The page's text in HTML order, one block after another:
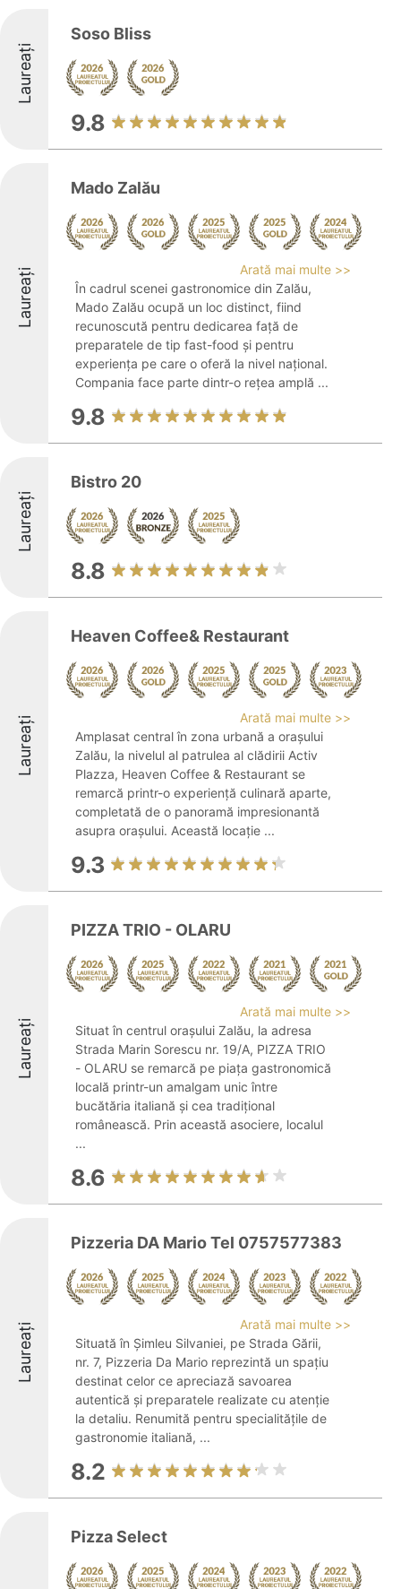
Laureați
Soso Bliss
9.8
Laureați
Mado Zalău
Arată mai multe >>
În cadrul scenei gastronomice din Zalău,
Mado Zalău ocupă un loc distinct, fiind
recunoscută pentru dedicarea față de
preparatele de tip fast-food și pentru
experiența pe care o oferă la nivel național.
Compania face parte dintr-o rețea amplă ...
9.8
Laureați
Bistro 20
8.8
Laureați
Heaven Coffee& Restaurant
Arată mai multe >>
Amplasat central în zona urbană a orașului
Zalău, la nivelul al patrulea al clădirii Activ
Plazza, Heaven Coffee & Restaurant se
remarcă printr-o experiență culinară aparte,
completată de o panoramă impresionantă
asupra orașului. Această locație ...
9.3
Laureați
PIZZA TRIO - OLARU
Arată mai multe >>
Situat în centrul orașului Zalău, la adresa
Strada Marin Sorescu nr. 19/A, PIZZA TRIO
- OLARU se remarcă pe piața gastronomică
locală printr-un amalgam unic între
bucătăria italiană și cea tradițional
românească. Prin această asociere, localul
...
8.6
Laureați
Pizzeria DA Mario Tel 0757577383
Arată mai multe >>
Situată în Şimleu Silvaniei, pe Strada Gării,
nr. 7, Pizzeria Da Mario reprezintă un spațiu
destinat celor ce apreciază savoarea
autentică și preparatele realizate cu atenție
la detaliu. Renumită pentru specialitățile de
gastronomie italiană, ...
8.2
Pizza Select